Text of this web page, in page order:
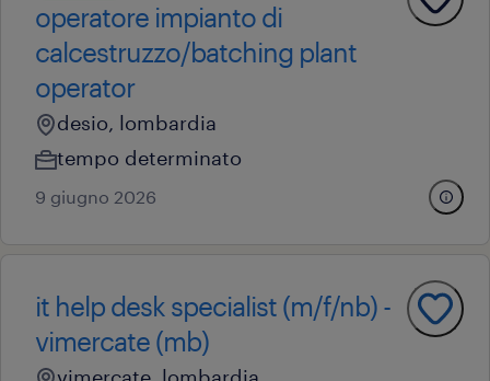
operatore impianto di
calcestruzzo/batching plant
operator
desio, lombardia
tempo determinato
9 giugno 2026
it help desk specialist (m/f/nb) -
vimercate (mb)